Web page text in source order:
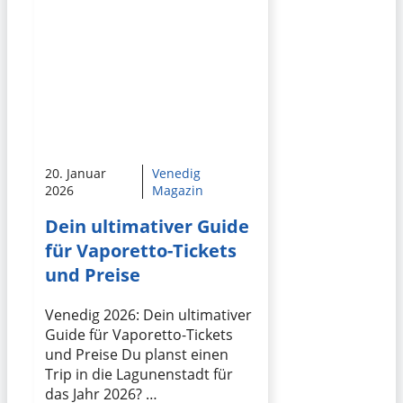
20. Januar
2026
Venedig
Magazin
Dein ultimativer Guide
für Vaporetto-Tickets
und Preise
Venedig 2026: Dein ultimativer
Guide für Vaporetto-Tickets
und Preise Du planst einen
Trip in die Lagunenstadt für
das Jahr 2026? …